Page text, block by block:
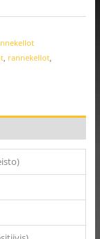
, rannekellot,